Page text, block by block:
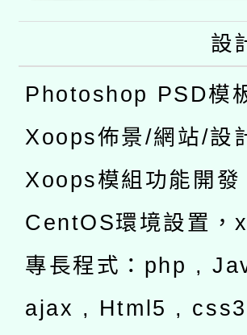
設
Photoshop PSD模
Xoops佈景/網站/設
Xoops模組功能開發
CentOS環境設置，
專長程式：php ,
ajax , Html5 ,